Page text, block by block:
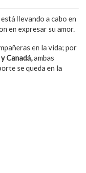
está llevando a cabo en
en expresar su amor.
en la vida; por
Canadá,ambas
se queda en la